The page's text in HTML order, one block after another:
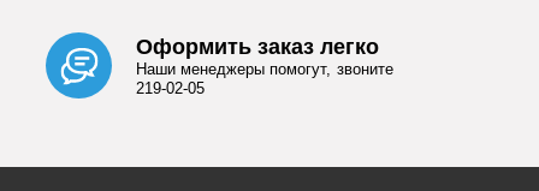
Оформить заказ легко
Наши менеджеры помогут, звоните
219-02-05